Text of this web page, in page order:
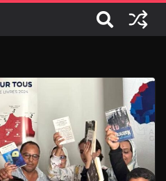
la posición de Marruecos
competitiva (politólogo